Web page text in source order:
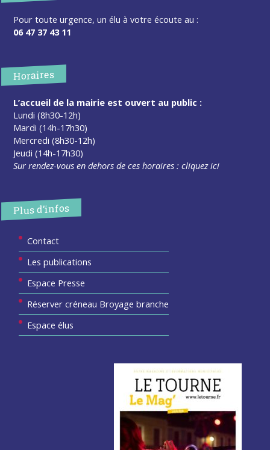
Pour toute urgence, un élu à votre écoute au :
06 47 37 43 11
Horaires
L’accueil de la mairie est ouvert au public :
Lundi (8h30-12h)
Mardi (14h-17h30)
Mercredi (8h30-12h)
Jeudi (14h-17h30)
Sur rendez-vous en dehors de ces horaires :cliquez ici
Plus d’infos
Contact
Les publications
Espace Presse
Réserver créneau Broyage branche
Espace élus